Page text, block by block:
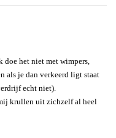
doe het niet met wimpers,
als je dan verkeerd ligt staat
echt niet).
krullen uit zichzelf al heel